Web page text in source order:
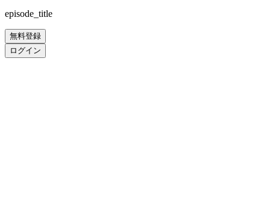
episode_title
無料登録
ログイン